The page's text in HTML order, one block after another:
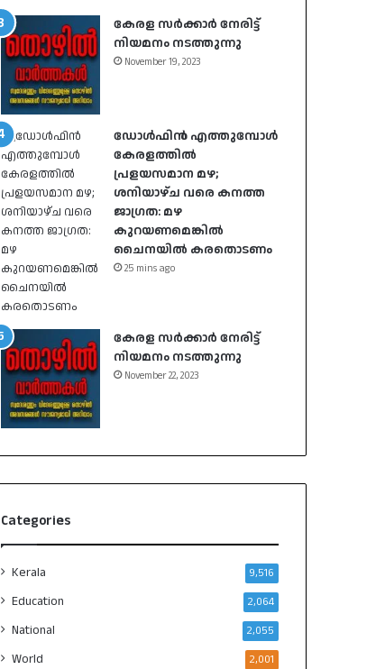
കേരള സർക്കാർ നേരിട്ട്
നിയമനം നടത്തുന്നു
November 19, 2023
ഡോൾഫിൻ എത്തുമ്പോൾ
കേരളത്തിൽ
പ്രളയസമാന മഴ;
ശനിയാഴ്ച വരെ കനത്ത
ജാഗ്രത: മഴ
കുറയണമെങ്കിൽ
ചൈനയിൽ കരതൊടണം
25 mins ago
കേരള സർക്കാർ നേരിട്ട്
നിയമനം നടത്തുന്നു
November 22, 2023
Categories
Kerala 9,516
Education 2,064
National 2,055
World 2,001